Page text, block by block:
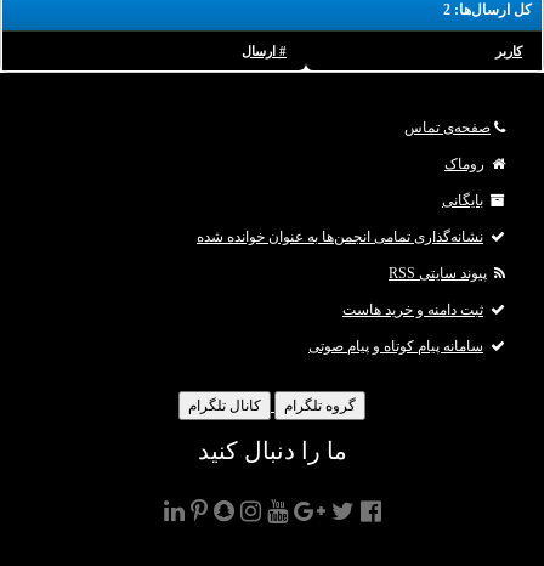
کل ارسال‌ها: 2
کاربر # ارسال
صفحه‌ی تماس
روماک
بایگانی
نشانه‌گذاری تمامی انجمن‌ها به عنوان خوانده شده
پیوند سایتی RSS
ثبت دامنه و خرید هاست
سامانه پیام کوتاه و پیام صوتی
گروه تلگرام کانال تلگرام
ما را دنبال کنید